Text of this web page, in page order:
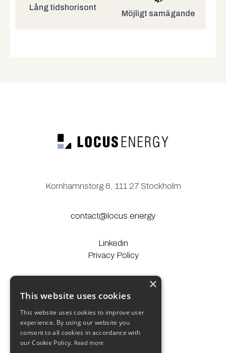
Lång tidshorisont
Möjligt samägande
Kornhamnstorg 6, 111 27 Stockholm
contact@locus.energy
© Locus Energy 2025
Linkedin
Privacy Policy
×
This website uses cookies
This website uses cookies to improve user
experience. By using our website you
consent to all cookies in accordance with
our Cookie Policy. Read more